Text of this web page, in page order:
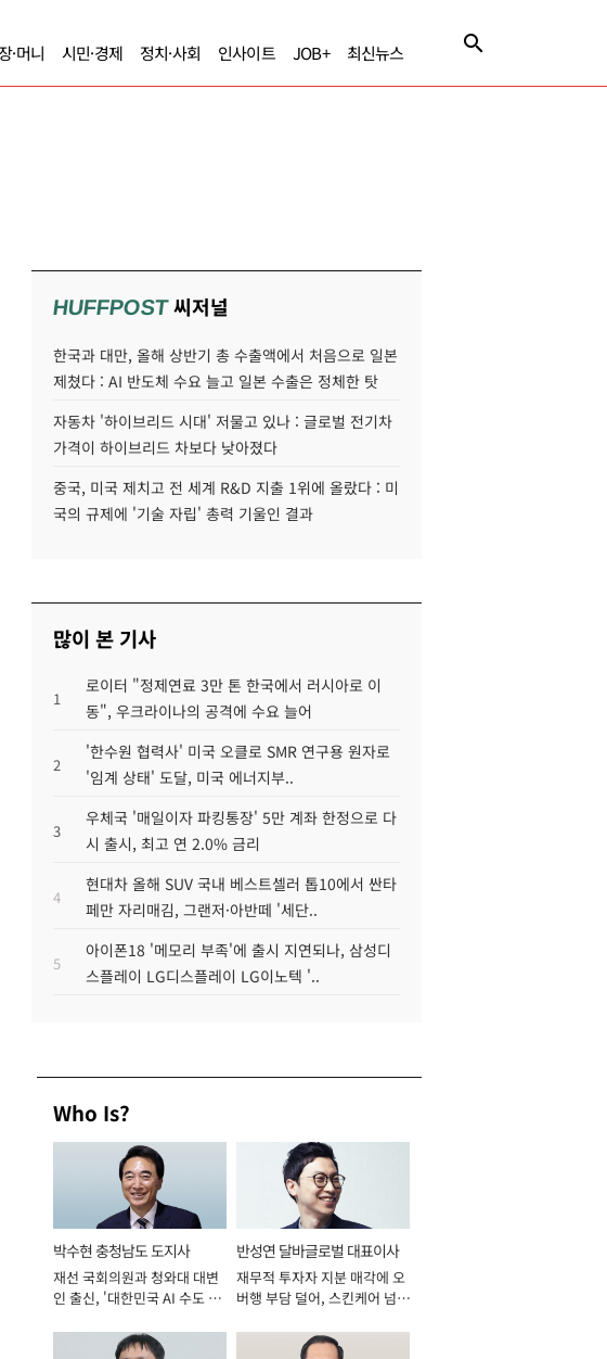
·머니 시민·경제 정치·사회 인사이트 JOB+ 최신뉴스
HUFFPOST씨저널
한국과 대만, 올해 상반기 총 수출액에서 처음으로 일본
제쳤다 : AI 반도체 수요 늘고 일본 수출은 정체한 탓
자동차 '하이브리드 시대' 저물고 있나 : 글로벌 전기차
가격이 하이브리드 차보다 낮아졌다
중국, 미국 제치고 전 세계 R&D 지출 1위에 올랐다 : 미
국의 규제에 '기술 자립' 총력 기울인 결과
많이 본 기사
1
로이터 "정제연료 3만 톤 한국에서 러시아로 이
동", 우크라이나의 공격에 수요 늘어
2
'한수원 협력사' 미국 오클로 SMR 연구용 원자로
'임계 상태' 도달, 미국 에너지부..
3
우체국 '매일이자 파킹통장' 5만 계좌 한정으로 다
시 출시, 최고 연 2.0% 금리
4
현대차 올해 SUV 국내 베스트셀러 톱10에서 싼타
페만 자리매김, 그랜저·아반떼 '세단..
5
아이폰18 '메모리 부족'에 출시 지연되나, 삼성디
스플레이 LG디스플레이 LG이노텍 '..
Who Is?
박수현 충청남도 도지사
재선 국회의원과 청와대 대변
인 출신, '대한민국 AI 수도 충
반성연 달바글로벌 대표이사
재무적 투자자 지분 매각에 오
버행 부담 덜어, 스킨케어 넘어
년]